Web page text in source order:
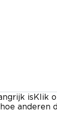
is Klik
anderen